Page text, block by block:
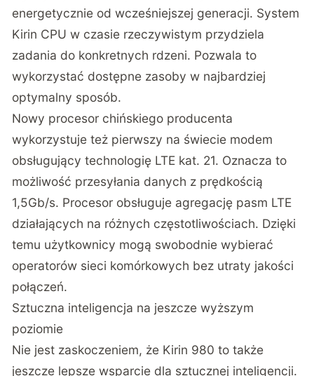
energetycznie od wcześniejszej generacji. System
Kirin CPU w czasie rzeczywistym przydziela
zadania do konkretnych rdzeni. Pozwala to
wykorzystać dostępne zasoby w najbardziej
optymalny sposób.
Nowy procesor chińskiego producenta
wykorzystuje też pierwszy na świecie modem
obsługujący technologię LTE kat. 21. Oznacza to
możliwość przesyłania danych z prędkością
1,5Gb/s. Procesor obsługuje agregację pasm LTE
działających na różnych częstotliwościach. Dzięki
temu użytkownicy mogą swobodnie wybierać
operatorów sieci komórkowych bez utraty jakości
połączeń.
Sztuczna inteligencja na jeszcze wyższym
poziomie
Nie jest zaskoczeniem, że Kirin 980 to także
jeszcze lepsze wsparcie dla sztucznej inteligencji.